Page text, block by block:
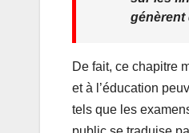
génèrent
De fait, ce chapitre
et à l’éducation
tels que les